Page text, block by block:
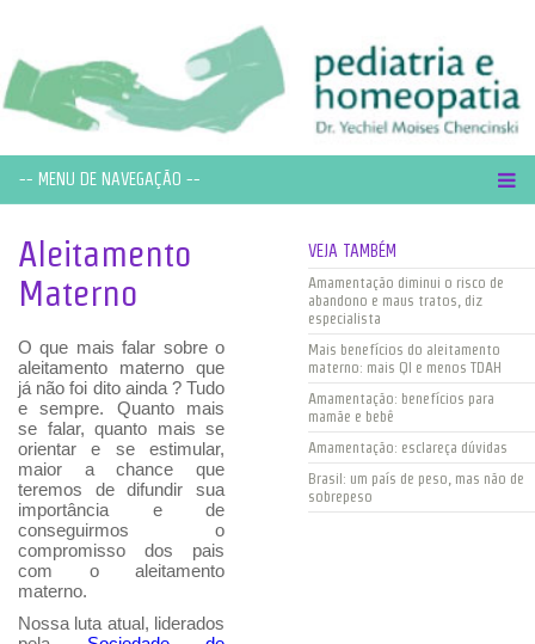
-- MENU DE NAVEGAÇÃO --
VEJA TAMBÉM
Amamentação diminui o risco de
abandono e maus tratos, diz
especialista
Mais benefícios do aleitamento
materno: mais QI e menos TDAH
Amamentação: benefícios para
mamãe e bebê
Amamentação: esclareça dúvidas
Brasil: um país de peso, mas não de
sobrepeso
Aleitamento
Materno
O que mais falar sobre o
aleitamento materno que
já não foi dito ainda ? Tudo
e sempre. Quanto mais
se falar, quanto mais se
orientar e se estimular,
maior a chance que
teremos de difundir sua
importância e de
conseguirmos o
compromisso dos pais
com o aleitamento
materno.
Nossa luta atual, liderados